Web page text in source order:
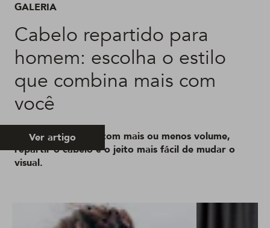
GALERIA
Cabelo repartido para
homem: escolha o estilo
que combina mais com
você
Central ou lateral, com mais ou menos volume,
repartir o cabelo é o jeito mais fácil de mudar o
visual.
Ver artigo